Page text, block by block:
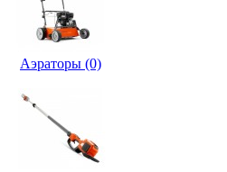
Аэраторы (0)